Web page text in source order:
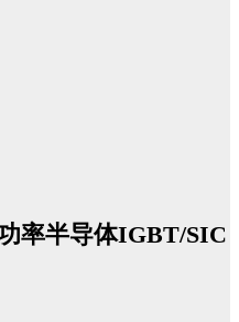
率半导体IGBT/SIC